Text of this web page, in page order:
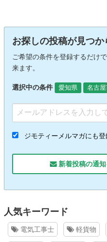
お探しの投稿が見つ
ご希望の条件を登録するだけ
来ます。
選択中の条件 愛知県 名古
ジモティーメルマガにも登
新着投稿の通知
人気キーワード
電気工事士 軽貨物